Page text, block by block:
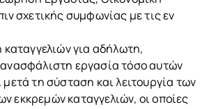
σχετικής συμφωνίας με τις εν
για αδήλωτη,
εργασία τόσο αυτών
τη σύσταση και λειτουργία των
εκκρεμών καταγγελιών, οι οποίες